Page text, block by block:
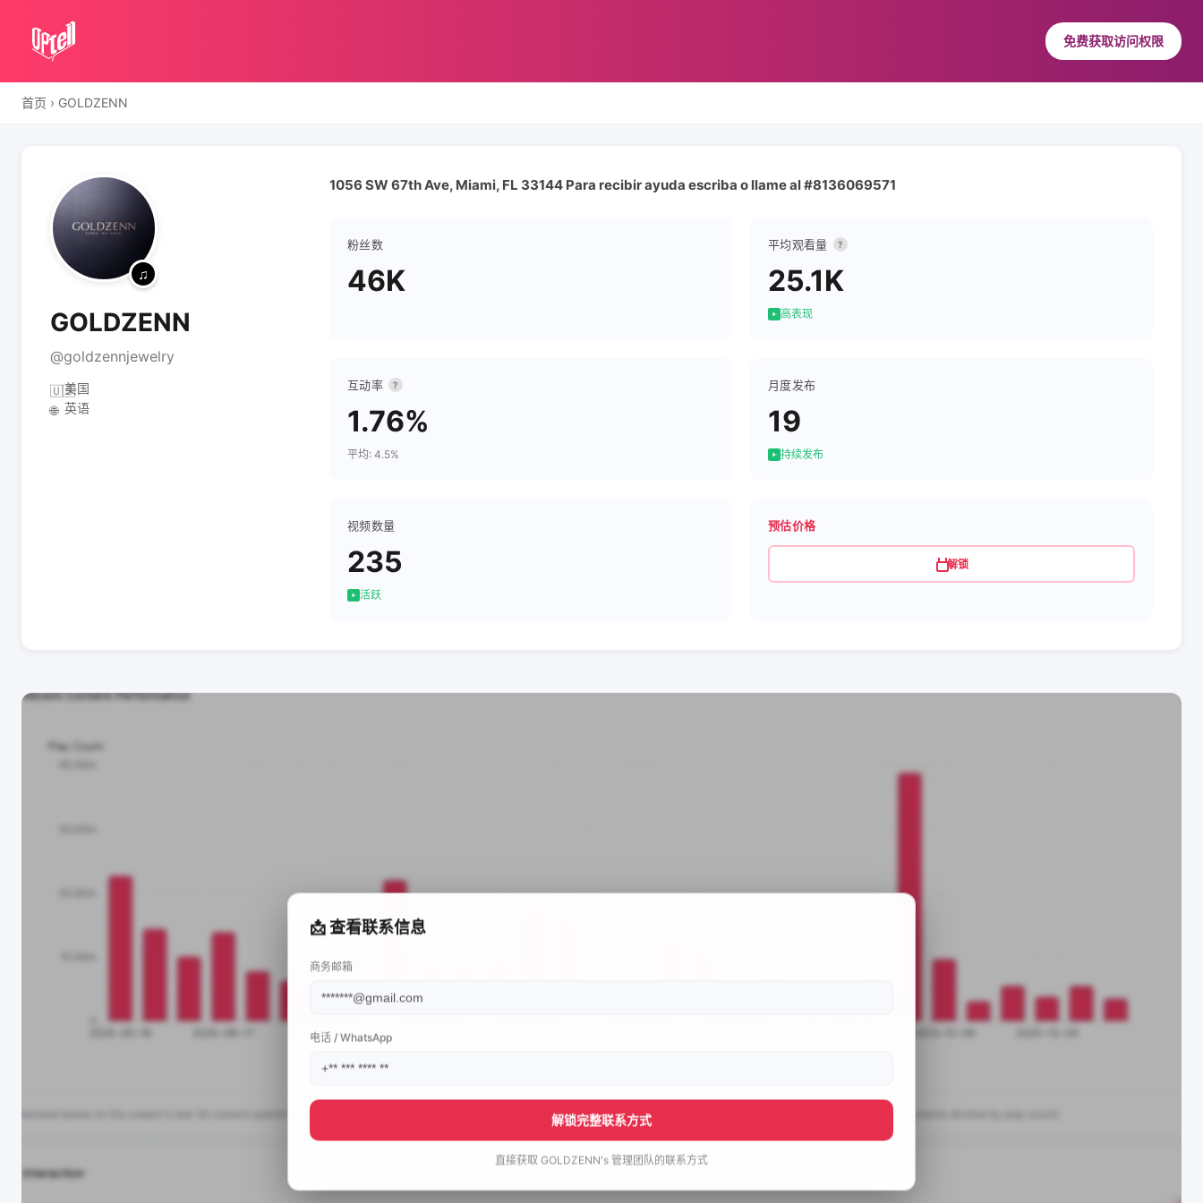
免费获取访问权限
首页 › GOLDZENN
GOLDZENN
@goldzennjewelry
🇺🇸美国
🌐 英语
1056 SW 67th Ave, Miami, FL 33144 Para recibir ayuda escriba o llame al #8136069571
粉丝数
46K
平均观看量 ?
25.1K
高表现
互动率 ?
1.76%
平均: 4.5%
月度发布
19
持续发布
视频数量
235
活跃
预估价格
解锁
📩 查看联系信息
商务邮箱
电话 / WhatsApp
解锁完整联系方式
直接获取 GOLDZENN's 管理团队的联系方式